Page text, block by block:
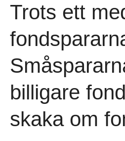
Trots ett
billigare
skaka om